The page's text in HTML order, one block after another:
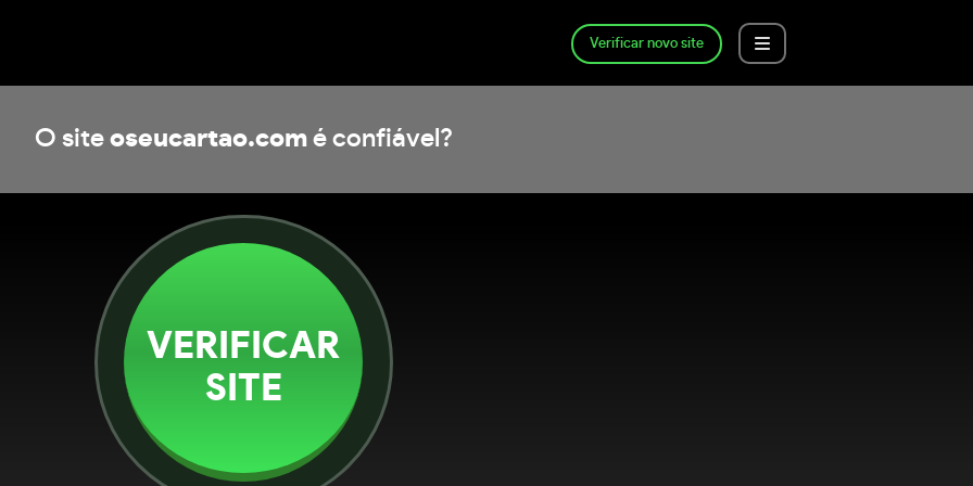
Verificar novo site
O site oseucartao.comé confiável?
VERIFICAR
SITE